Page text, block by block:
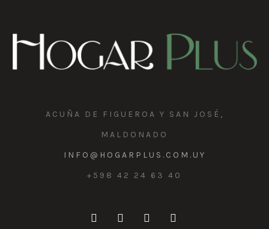
ACUÑA DE FIGUEROA Y SAN JOSÉ,
MALDONADO
INFO@HOGARPLUS.COM.UY
+598 42 24 63 40